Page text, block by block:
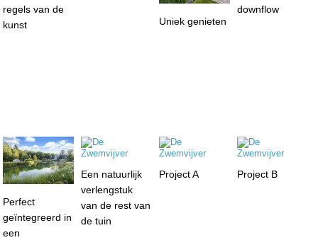
regels van de
kunst
Uniek genieten
downflow
Perfect
geïntegreerd in
een
Een natuurlijk
verlengstuk
van de rest van
de tuin
Project A Project B